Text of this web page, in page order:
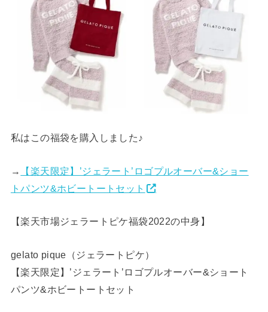
私はこの福袋を購入しました♪
→
【楽天限定】’ジェラート’ロゴプルオーバー&ショー
トパンツ&ホビートートセット
【楽天市場ジェラートピケ福袋2022の中身】
gelato pique（ジェラートピケ）
【楽天限定】’ジェラート’ロゴプルオーバー&ショート
パンツ&ホビートートセット